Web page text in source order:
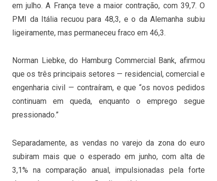
em julho. A França teve a maior contração, com 39,7. O
PMI da Itália recuou para 48,3, e o da Alemanha subiu
ligeiramente, mas permaneceu fraco em 46,3.
Norman Liebke, do Hamburg Commercial Bank, afirmou
que os três principais setores — residencial, comercial e
engenharia civil — contraíram, e que “os novos pedidos
continuam em queda, enquanto o emprego segue
pressionado.”
Separadamente, as vendas no varejo da zona do euro
subiram mais que o esperado em junho, com alta de
3,1% na comparação anual, impulsionadas pela forte